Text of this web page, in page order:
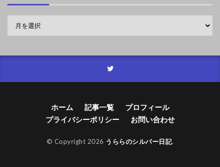
ホーム 記事一覧
プロフィール
プライバシーポリシー
お問い合わせ
© Copyright 2026 うららのシルバー日記.